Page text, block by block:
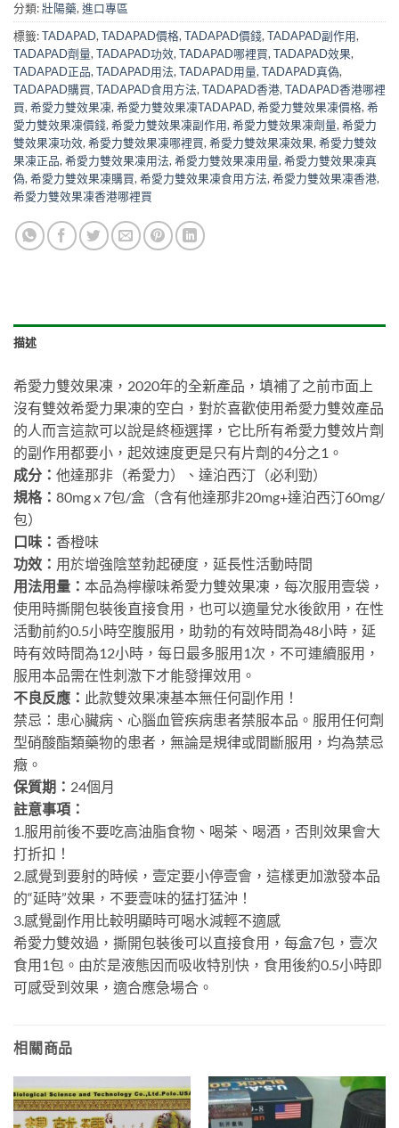
分類:壯陽藥,進口專區
標籤:TADAPAD,TADAPAD價格,TADAPAD價錢,TADAPAD副作用,
TADAPAD劑量,TADAPAD功效,TADAPAD哪裡買,TADAPAD效果,
TADAPAD正品,TADAPAD用法,TADAPAD用量,TADAPAD真偽,
TADAPAD購買,TADAPAD食用方法,TADAPAD香港,TADAPAD香港哪裡
買,希愛力雙效果凍,希愛力雙效果凍TADAPAD,希愛力雙效果凍價格,希
愛力雙效果凍價錢,希愛力雙效果凍副作用,希愛力雙效果凍劑量,希愛力
雙效果凍功效,希愛力雙效果凍哪裡買,希愛力雙效果凍效果,希愛力雙效
果凍正品,希愛力雙效果凍用法,希愛力雙效果凍用量,希愛力雙效果凍真
偽,希愛力雙效果凍購買,希愛力雙效果凍食用方法,希愛力雙效果凍香港,
希愛力雙效果凍香港哪裡買
描述
希愛力雙效果凍，2020年的全新產品，填補了之前市面上
沒有雙效希愛力果凍的空白，對於喜歡使用希愛力雙效產品
的人而言這款可以說是終極選擇，它比所有希愛力雙效片劑
的副作用都要小，起效速度更是只有片劑的4分之1。
成分： 他達那非（希愛力）、達泊西汀（必利勁）
規格： 80mg x 7包/盒（含有他達那非20mg+達泊西汀60mg/
包）
口味： 香橙味
功效： 用於增強陰莖勃起硬度，延長性活動時間
用法用量： 本品為檸檬味希愛力雙效果凍，每次服用壹袋，
使用時撕開包裝後直接食用，也可以適量兌水後飲用，在性
活動前約0.5小時空腹服用，助勃的有效時間為48小時，延
時有效時間為12小時，每日最多服用1次，不可連續服用，
服用本品需在性刺激下才能發揮效用。
不良反應： 此款雙效果凍基本無任何副作用！
禁忌：患心臟病、心腦血管疾病患者禁服本品。服用任何劑
型硝酸酯類藥物的患者，無論是規律或間斷服用，均為禁忌
癥。
保質期： 24個月
註意事項：
1.服用前後不要吃高油脂食物、喝茶、喝酒，否則效果會大
打折扣！
2.感覺到要射的時候，壹定要小停壹會，這樣更加激發本品
的“延時”效果，不要壹味的猛打猛沖！
3.感覺副作用比較明顯時可喝水減輕不適感
希愛力雙效過，撕開包裝後可以直接食用，每盒7包，壹次
食用1包。由於是液態因而吸收特別快，食用後約0.5小時即
可感受到效果，適合應急場合。
相關商品